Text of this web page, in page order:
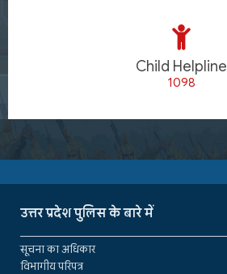
Child Helpline
1098
उत्तर प्रदेश पुलिस के बारे में
सूचना का अधिकार
विभागीय परिपत्र